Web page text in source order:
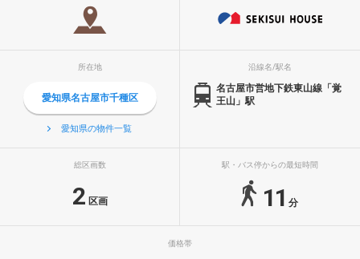
所在地
愛知県名古屋市千種区
愛知県の物件一覧
沿線名/駅名
名古屋市営地下鉄東山線「覚
王山」駅
総区画数
2 区画
駅・バス停からの最短時間
11 分
価格帯